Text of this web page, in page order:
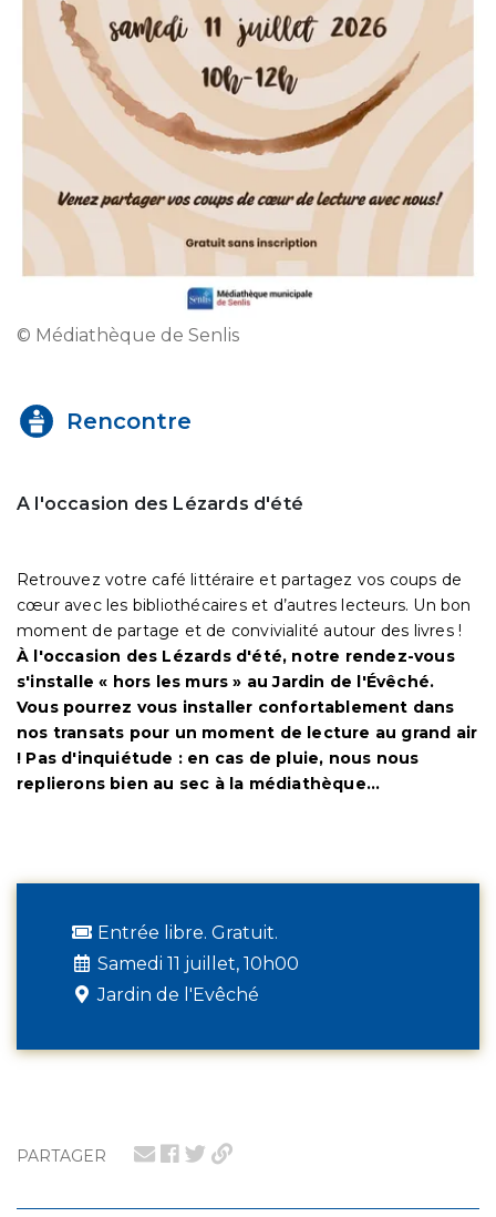
PARTAGER
© Médiathèque de Senlis
Rencontre
A l'occasion des Lézards d'été
Retrouvez votre café littéraire et partagez vos coups de
cœur avec les bibliothécaires et d’autres lecteurs. Un bon
moment de partage et de convivialité autour des livres !
À l'occasion des Lézards d'été, notre rendez-vous
s'installe « hors les murs » au Jardin de l'Évêché.
Vous pourrez vous installer confortablement dans
nos transats pour un moment de lecture au grand air
! Pas d'inquiétude : en cas de pluie, nous nous
replierons bien au sec à la médiathèque...
Entrée libre. Gratuit.
Samedi 11 juillet, 10h00
Jardin de l'Evêché